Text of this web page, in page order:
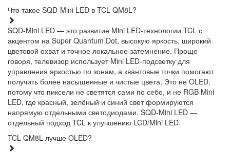
Что такое SQD-Mini LED в TCL QM8L?
SQD-Mini LED — это развитие Mini LED-технологии TCL с
акцентом на Super Quantum Dot, высокую яркость, широкий
цветовой охват и точное локальное затемнение. Проще
говоря, телевизор использует Mini LED-подсветку для
управления яркостью по зонам, а квантовые точки помогают
получить более насыщенные и чистые цвета. Это не OLED,
потому что пиксели не светятся сами по себе, и не RGB Mini
LED, где красный, зелёный и синий свет формируются
напрямую отдельными светодиодами. SQD-Mini LED —
отдельный подход TCL к улучшению LCD/Mini LED.
TCL QM8L лучше OLED?